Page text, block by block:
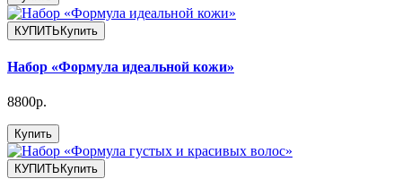
КУПИТЬКупить
Набор «Формула идеальной кожи»
8800р.
Купить
КУПИТЬ Купить